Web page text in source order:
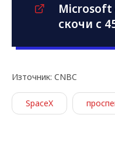
Microsoft
скочи с
Източник: CNBC
SpaceX